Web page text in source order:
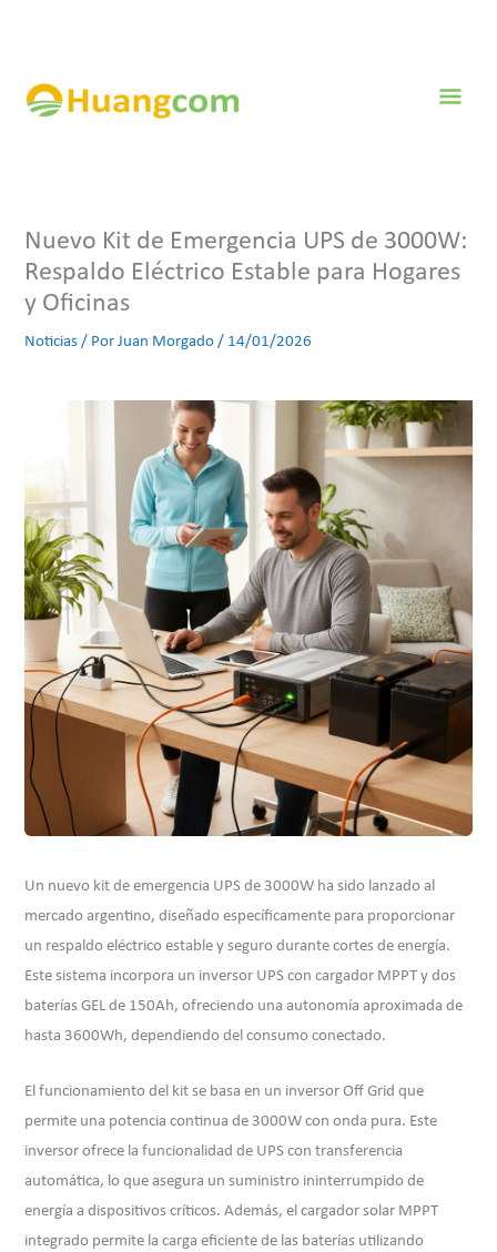
Nuevo Kit de Emergencia UPS de 3000W:
Respaldo Eléctrico Estable para Hogares
y Oficinas
Noticias / PorJuan Morgado/ 14/01/2026
Un nuevo kit de emergencia UPS de 3000W ha sido lanzado al
mercado argentino, diseñado específicamente para proporcionar
un respaldo eléctrico estable y seguro durante cortes de energía.
Este sistema incorpora un inversor UPS con cargador MPPT y dos
baterías GEL de 150Ah, ofreciendo una autonomía aproximada de
hasta 3600Wh, dependiendo del consumo conectado.
El funcionamiento del kit se basa en un inversor Off Grid que
permite una potencia continua de 3000W con onda pura. Este
inversor ofrece la funcionalidad de UPS con transferencia
automática, lo que asegura un suministro ininterrumpido de
energía a dispositivos críticos. Además, el cargador solar MPPT
integrado permite la carga eficiente de las baterías utilizando